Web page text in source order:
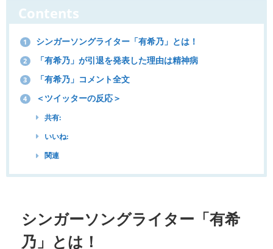
Contents
1 シンガーソングライター「有希乃」とは！
2 「有希乃」が引退を発表した理由は精神病
3 「有希乃」コメント全文
4 ＜ツイッターの反応＞
共有:
いいね:
関連
シンガーソングライター「有希
乃」とは！